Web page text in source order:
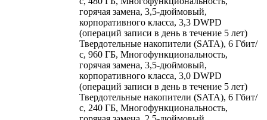
горячая замена, 3,5-дюймовый,
корпоративного класса, 3,3 DWPD
(операций записи в день в течение 5 лет)
Твердотельные накопители (SATA), 6 Гбит/
с, 960 ГБ, Многофункциональность,
горячая замена, 3,5-дюймовый,
корпоративного класса, 3,0 DWPD
(операций записи в день в течение 5 лет)
Твердотельные накопители (SATA), 6 Гбит/
с, 240 ГБ, Многофункциональность,